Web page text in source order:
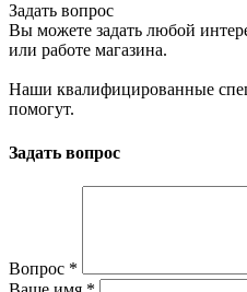
Задать вопрос
Вы можете задать любой
или работе магазина.
Наши квалифицированные
помогут.
Задать вопрос
Вопрос *